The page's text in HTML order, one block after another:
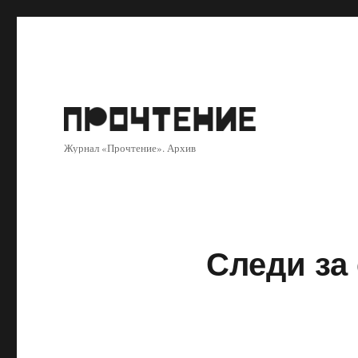
Журнал «Прочтение». Архив
Следи за